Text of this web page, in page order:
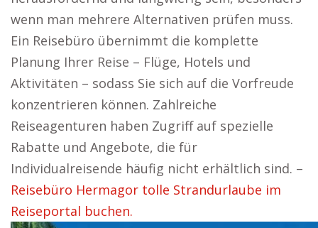
wenn man mehrere Alternativen prüfen muss.
Ein Reisebüro übernimmt die komplette
Planung Ihrer Reise – Flüge, Hotels und
Aktivitäten – sodass Sie sich auf die Vorfreude
konzentrieren können. Zahlreiche
Reiseagenturen haben Zugriff auf spezielle
Rabatte und Angebote, die für
Individualreisende häufig nicht erhältlich sind. –
Reisebüro Hermagor tolle Strandurlaube im
Reiseportal buchen.